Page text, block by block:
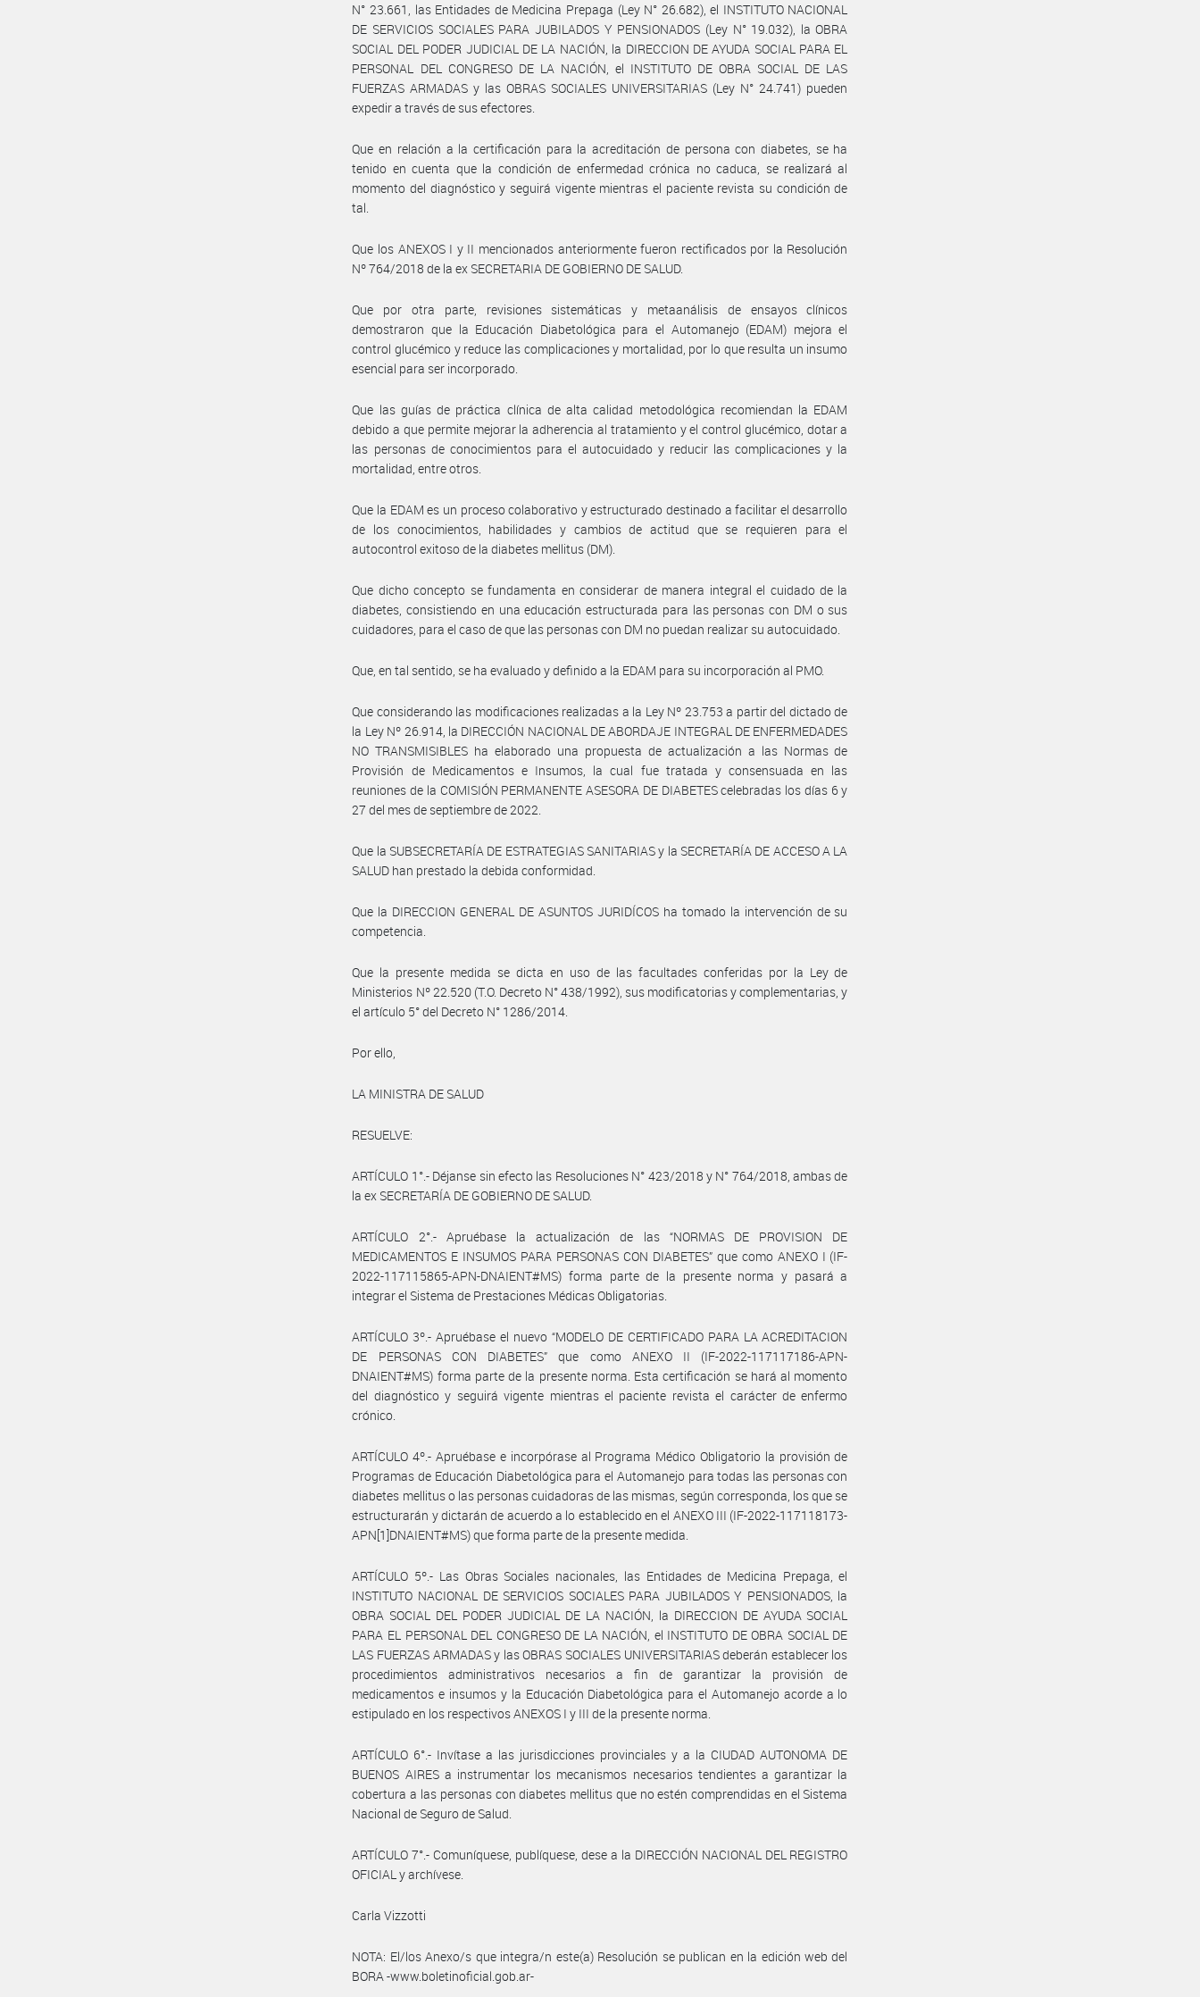
N° 23.661, las Entidades de Medicina Prepaga (Ley N° 26.682), el INSTITUTO NACIONAL
DE SERVICIOS SOCIALES PARA JUBILADOS Y PENSIONADOS (Ley N° 19.032), la OBRA
SOCIAL DEL PODER JUDICIAL DE LA NACIÓN, la DIRECCION DE AYUDA SOCIAL PARA EL
PERSONAL DEL CONGRESO DE LA NACIÓN, el INSTITUTO DE OBRA SOCIAL DE LAS
FUERZAS ARMADAS y las OBRAS SOCIALES UNIVERSITARIAS (Ley N° 24.741) pueden
expedir a través de sus efectores.
Que en relación a la certificación para la acreditación de persona con diabetes, se ha
tenido en cuenta que la condición de enfermedad crónica no caduca, se realizará al
momento del diagnóstico y seguirá vigente mientras el paciente revista su condición de
tal.
Que los ANEXOS I y II mencionados anteriormente fueron rectificados por la Resolución
Nº 764/2018 de la ex SECRETARIA DE GOBIERNO DE SALUD.
Que por otra parte, revisiones sistemáticas y metaanálisis de ensayos clínicos
demostraron que la Educación Diabetológica para el Automanejo (EDAM) mejora el
control glucémico y reduce las complicaciones y mortalidad, por lo que resulta un insumo
esencial para ser incorporado.
Que las guías de práctica clínica de alta calidad metodológica recomiendan la EDAM
debido a que permite mejorar la adherencia al tratamiento y el control glucémico, dotar a
las personas de conocimientos para el autocuidado y reducir las complicaciones y la
mortalidad, entre otros.
Que la EDAM es un proceso colaborativo y estructurado destinado a facilitar el desarrollo
de los conocimientos, habilidades y cambios de actitud que se requieren para el
autocontrol exitoso de la diabetes mellitus (DM).
Que dicho concepto se fundamenta en considerar de manera integral el cuidado de la
diabetes, consistiendo en una educación estructurada para las personas con DM o sus
cuidadores, para el caso de que las personas con DM no puedan realizar su autocuidado.
Que, en tal sentido, se ha evaluado y definido a la EDAM para su incorporación al PMO.
Que considerando las modificaciones realizadas a la Ley Nº 23.753 a partir del dictado de
la Ley Nº 26.914, la DIRECCIÓN NACIONAL DE ABORDAJE INTEGRAL DE ENFERMEDADES
NO TRANSMISIBLES ha elaborado una propuesta de actualización a las Normas de
Provisión de Medicamentos e Insumos, la cual fue tratada y consensuada en las
reuniones de la COMISIÓN PERMANENTE ASESORA DE DIABETES celebradas los días 6 y
27 del mes de septiembre de 2022.
Que la SUBSECRETARÍA DE ESTRATEGIAS SANITARIAS y la SECRETARÍA DE ACCESO A LA
SALUD han prestado la debida conformidad.
Que la DIRECCION GENERAL DE ASUNTOS JURIDÍCOS ha tomado la intervención de su
competencia.
Que la presente medida se dicta en uso de las facultades conferidas por la Ley de
Ministerios Nº 22.520 (T.O. Decreto N° 438/1992), sus modificatorias y complementarias, y
el artículo 5° del Decreto N° 1286/2014.
Por ello,
LA MINISTRA DE SALUD
RESUELVE:
ARTÍCULO 1°.- Déjanse sin efecto las Resoluciones N° 423/2018 y N° 764/2018, ambas de
la ex SECRETARÍA DE GOBIERNO DE SALUD.
ARTÍCULO 2°.- Apruébase la actualización de las “NORMAS DE PROVISION DE
MEDICAMENTOS E INSUMOS PARA PERSONAS CON DIABETES” que como ANEXO I (IF-
2022-117115865-APN-DNAIENT#MS) forma parte de la presente norma y pasará a
integrar el Sistema de Prestaciones Médicas Obligatorias.
ARTÍCULO 3º.- Apruébase el nuevo “MODELO DE CERTIFICADO PARA LA ACREDITACION
DE PERSONAS CON DIABETES” que como ANEXO II (IF-2022-117117186-APN-
DNAIENT#MS) forma parte de la presente norma. Esta certificación se hará al momento
del diagnóstico y seguirá vigente mientras el paciente revista el carácter de enfermo
crónico.
ARTÍCULO 4º.- Apruébase e incorpórase al Programa Médico Obligatorio la provisión de
Programas de Educación Diabetológica para el Automanejo para todas las personas con
diabetes mellitus o las personas cuidadoras de las mismas, según corresponda, los que se
estructurarán y dictarán de acuerdo a lo establecido en el ANEXO III (IF-2022-117118173-
APN[1]DNAIENT#MS) que forma parte de la presente medida.
ARTÍCULO 5º.- Las Obras Sociales nacionales, las Entidades de Medicina Prepaga, el
INSTITUTO NACIONAL DE SERVICIOS SOCIALES PARA JUBILADOS Y PENSIONADOS, la
OBRA SOCIAL DEL PODER JUDICIAL DE LA NACIÓN, la DIRECCION DE AYUDA SOCIAL
PARA EL PERSONAL DEL CONGRESO DE LA NACIÓN, el INSTITUTO DE OBRA SOCIAL DE
LAS FUERZAS ARMADAS y las OBRAS SOCIALES UNIVERSITARIAS deberán establecer los
procedimientos administrativos necesarios a fin de garantizar la provisión de
medicamentos e insumos y la Educación Diabetológica para el Automanejo acorde a lo
estipulado en los respectivos ANEXOS I y III de la presente norma.
ARTÍCULO 6°.- Invítase a las jurisdicciones provinciales y a la CIUDAD AUTONOMA DE
BUENOS AIRES a instrumentar los mecanismos necesarios tendientes a garantizar la
cobertura a las personas con diabetes mellitus que no estén comprendidas en el Sistema
Nacional de Seguro de Salud.
ARTÍCULO 7°.- Comuníquese, publíquese, dese a la DIRECCIÓN NACIONAL DEL REGISTRO
OFICIAL y archívese.
Carla Vizzotti
NOTA: El/los Anexo/s que integra/n este(a) Resolución se publican en la edición web del
BORA -www.boletinoficial.gob.ar-